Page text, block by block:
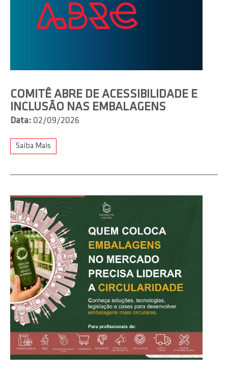
COMITÊ ABRE DE ACESSIBILIDADE E
INCLUSÃO NAS EMBALAGENS
Data: 02/09/2026
Saiba Mais